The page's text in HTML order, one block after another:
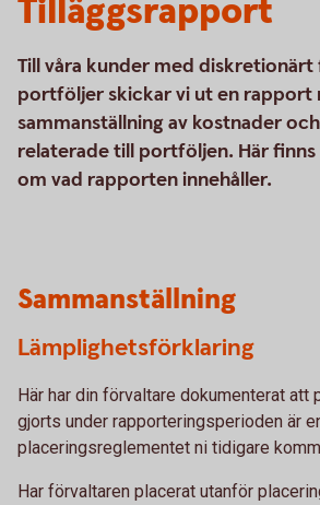
Tilläggsrapport
Till våra kunder med
portföljer skickar vi ut en rapport
sammanställning av kostnader
relaterade till portföljen. Här
om vad rapporten innehåller.
Sammanställning
Lämplighetsförklaring
Här har din förvaltare dokumenterat att
gjorts under rapporteringsperioden är
placeringsreglementet ni tidigare
Har förvaltaren placerat utanför